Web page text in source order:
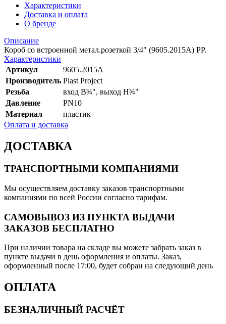
Характеристики
Доставка и оплата
О бренде
Описание
Короб со встроенной метал.розеткой 3/4" (9605.2015A) РР.
Характеристики
Артикул
9605.2015A
Производитель Plast Project
Резьба
вход В¾", выход Н¾"
Давление
PN10
Материал
пластик
Оплата и доставка
ДОСТАВКА
ТРАНСПОРТНЫМИ КОМПАНИЯМИ
Мы осуществляем доставку заказов транспортными
компаниями по всей России согласно тарифам.
САМОВЫВОЗ ИЗ ПУНКТА ВЫДАЧИ
ЗАКАЗОВ БЕСПЛАТНО
При наличии товара на складе вы можете забрать заказ в
пункте выдачи в день оформления и оплаты. Заказ,
оформленный после 17:00, будет собран на следующий день
ОПЛАТА
БЕЗНАЛИЧНЫЙ РАСЧЁТ